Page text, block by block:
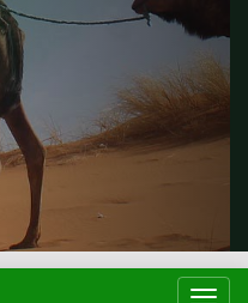
تبديل